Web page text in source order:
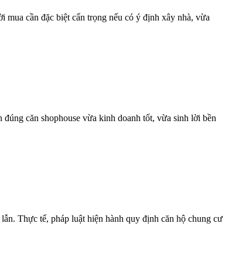
cần đặc biệt cẩn trọng nếu có ý định xây nhà, vừa
căn shophouse vừa kinh doanh tốt, vừa sinh lời bền
Thực tế, pháp luật hiện hành quy định căn hộ chung cư